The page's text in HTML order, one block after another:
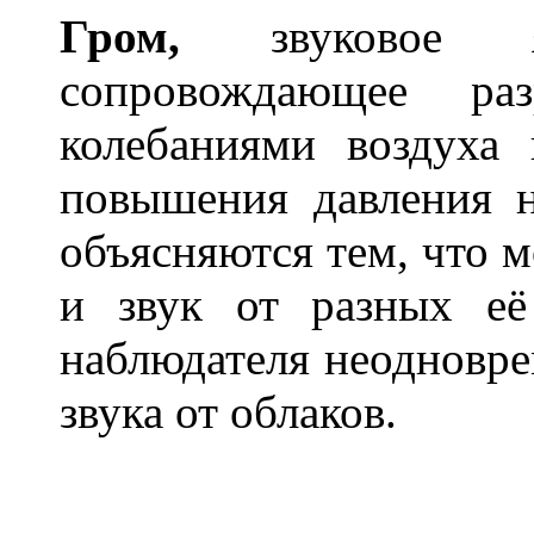
Гром, звуковое
сопровождающее
колебаниями
повышения давления
объясняются тем, что
и звук от разных
наблюдателя
звука от облаков.